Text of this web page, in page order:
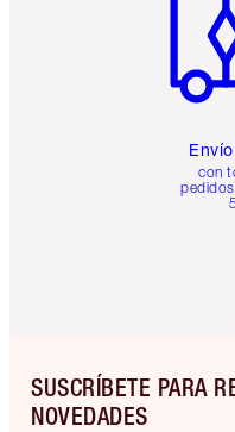
con
SUSCRÍBETE PARA
NOVEDADES